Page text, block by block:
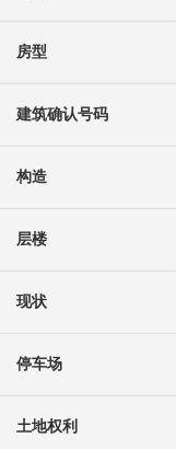
房型
建筑确认号码
构造
层楼
现状
停车场
土地权利